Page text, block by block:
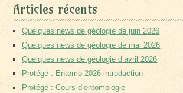
Articles récents
Quelques news de géologie de juin 2026
Quelques news de géologie de mai 2026
Quelques news de géologie d’avril 2026
Protégé : Entomo 2026 introduction
Protégé : Cours d’entomologie